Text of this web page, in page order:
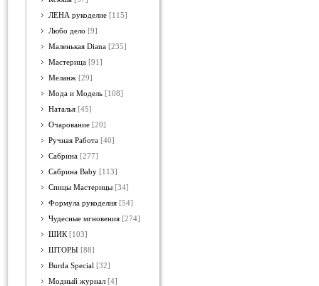
ЛЕНА рукоделие [115]
Любо дело [9]
Маленькая Diana [235]
Мастерица [91]
Меланж [29]
Мода и Модель [108]
Наталья [45]
Очарование [20]
Ручная Работа [40]
Сабрина [277]
Сабрина Baby [113]
Спицы Мастерицы [34]
Формула рукоделия [54]
Чудесные мгновения [274]
ШИК [103]
ШТОРЫ [88]
Burda Special [32]
Модный журнал [4]